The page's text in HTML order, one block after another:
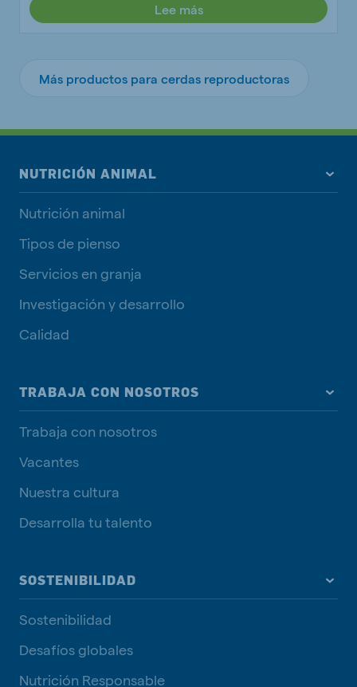
Lee más
Más productos para cerdas reproductoras
NUTRICIÓN ANIMAL
Nutrición animal
Tipos de pienso
Servicios en granja
Investigación y desarrollo
Calidad
TRABAJA CON NOSOTROS
Trabaja con nosotros
Vacantes
Nuestra cultura
Desarrolla tu talento
SOSTENIBILIDAD
Sostenibilidad
Desafíos globales
Nutrición Responsable